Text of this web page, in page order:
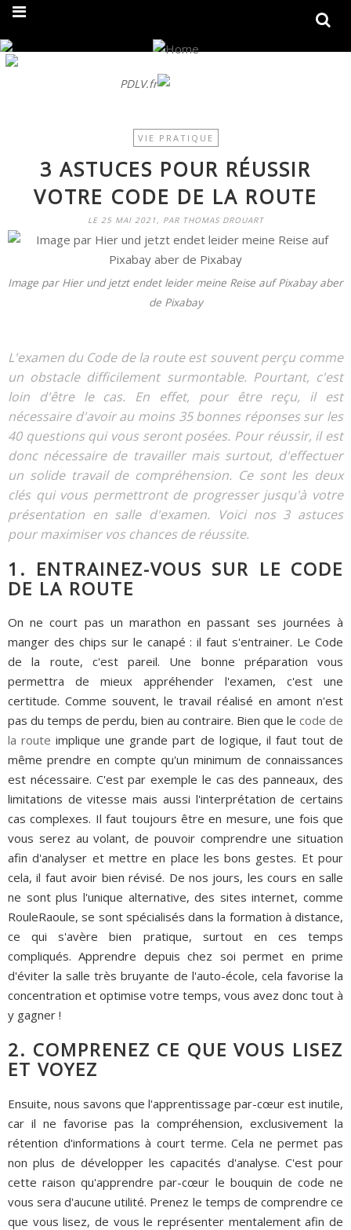
PDLV.fr
VIE PRATIQUE
3 ASTUCES POUR RÉUSSIR
VOTRE CODE DE LA ROUTE
LE 25 MAI 2021, PAR THOMAS DROUART
Image par Hier und jetzt endet leider meine Reise auf Pixabay aber
de Pixabay
L'examen du Code de la route est souvent perçu comme
un obstacle difficilement surmontable. Pourtant, c'est
loin d'être le cas. En effet, pour être reçu, il est
nécessaire d'avoir au moins 35 bonnes réponses sur les
40 questions qui vous seront posées. Pour réussir, il est
donc nécessaire de travailler mais surtout, d'effectuer
un solide travail de compréhension. Ce sont les deux
clés qui vous permettront de progresser jusqu'à votre
présentation en salle d'examen. Voici nos 3 astuces
pour maximiser vos chances de réussite.
1. ENTRAINEZ-VOUS SUR LE CODE
DE LA ROUTE
On ne court pas un marathon en passant ses journées à
manger des chips sur le canapé : il faut s'entrainer. Le Code
de la route, c'est pareil. Une bonne préparation vous
permettra de mieux appréhender l'examen, c'est une
certitude. Comme souvent, le travail réalisé en amont n'est
pas du temps de perdu, bien au contraire. Bien que le code de
la route implique une grande part de logique, il faut tout de
même prendre en compte qu'un minimum de connaissances
est nécessaire. C'est par exemple le cas des panneaux, des
limitations de vitesse mais aussi l'interprétation de certains
cas complexes. Il faut toujours être en mesure, une fois que
vous serez au volant, de pouvoir comprendre une situation
afin d'analyser et mettre en place les bons gestes. Et pour
cela, il faut avoir bien révisé. De nos jours, les cours en salle
ne sont plus l'unique alternative, des sites internet, comme
RouleRaoule, se sont spécialisés dans la formation à distance,
ce qui s'avère bien pratique, surtout en ces temps
compliqués. Apprendre depuis chez soi permet en prime
d'éviter la salle très bruyante de l'auto-école, cela favorise la
concentration et optimise votre temps, vous avez donc tout à
y gagner !
2. COMPRENEZ CE QUE VOUS LISEZ
ET VOYEZ
Ensuite, nous savons que l'apprentissage par-cœur est inutile,
car il ne favorise pas la compréhension, exclusivement la
rétention d'informations à court terme. Cela ne permet pas
non plus de développer les capacités d'analyse. C'est pour
cette raison qu'apprendre par-cœur le bouquin de code ne
vous sera d'aucune utilité. Prenez le temps de comprendre ce
que vous lisez, de vous le représenter mentalement afin de